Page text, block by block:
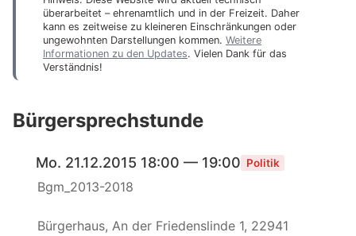
überarbeitet – ehrenamtlich und in der Freizeit. Daher
kann es zeitweise zu kleineren Einschränkungen oder
ungewohnten Darstellungen kommen. Weitere
Informationen zu den Updates. Vielen Dank für das
Verständnis!
Bürgersprechstunde
Mo. 21.12.2015 18:00 — 19:00 Politik
Bgm_2013-2018
Bürgerhaus, An der Friedenslinde 1, 22941